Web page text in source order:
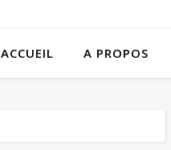
ACCUEIL A PROPOS